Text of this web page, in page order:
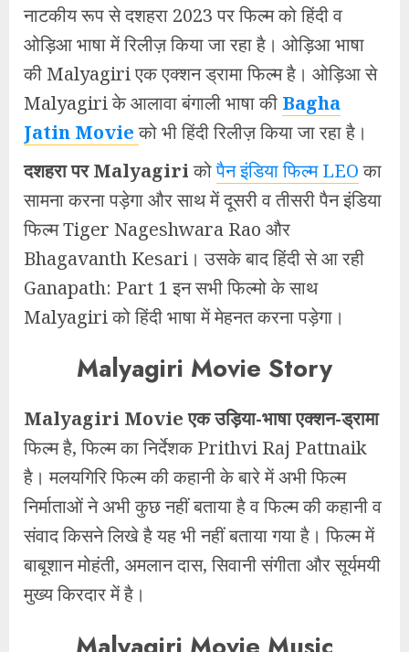
नाटकीय रूप से दशहरा 2023 पर फिल्म को हिंदी व
ओड़िआ भाषा में रिलीज़ किया जा रहा है। ओड़िआ भाषा
की Malyagiri एक एक्शन ड्रामा फिल्म है। ओड़िआ से
Malyagiri के आलावा बंगाली भाषा की Bagha
Jatin Movieको भी हिंदी रिलीज़ किया जा रहा है।
दशहरा पर Malyagiriकोपैन इंडिया फिल्म LEOका
सामना करना पड़ेगा और साथ में दूसरी व तीसरी पैन इंडिया
फिल्म Tiger Nageshwara Rao और
Bhagavanth Kesari। उसके बाद हिंदी से आ रही
Ganapath: Part 1 इन सभी फिल्मो के साथ
Malyagiri को हिंदी भाषा में मेहनत करना पड़ेगा।
Malyagiri Movie Story
Malyagiri Movie एक उड़िया-भाषा एक्शन-ड्रामा
फिल्म है, फिल्म का निर्देशक Prithvi Raj Pattnaik
है। मलयगिरि फिल्म की कहानी के बारे में अभी फिल्म
निर्माताओं ने अभी कुछ नहीं बताया है व फिल्म की कहानी व
संवाद किसने लिखे है यह भी नहीं बताया गया है। फिल्म में
बाबूशान मोहंती, अमलान दास, सिवानी संगीता और सूर्यमयी
मुख्य किरदार में है।